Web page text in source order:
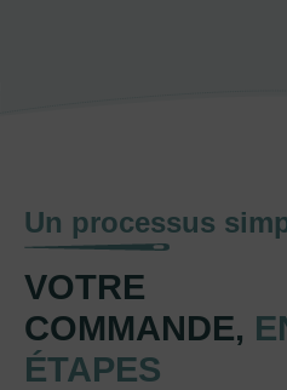
Un processus
VOTRE
COMMANDE,
ÉTAPES